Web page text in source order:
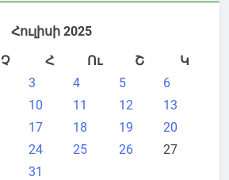
Հուլիսի 2025
Չ Հ Ու Շ
Կ
3 4 5
6
10 11 12
13
17 18 19
20
24 25 26
27
31